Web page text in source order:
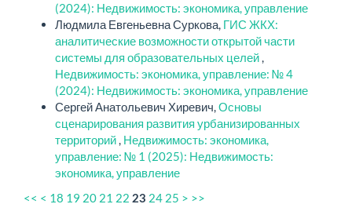
(2024): Недвижимость: экономика, управление
Людмила Евгеньевна Суркова, ГИС ЖКХ:
аналитические возможности открытой части
системы для образовательных целей,
Недвижимость: экономика, управление: № 4
(2024): Недвижимость: экономика, управление
Сергей Анатольевич Хиревич,Основы
сценарирования развития урбанизированных
территорий, Недвижимость: экономика,
управление: № 1 (2025): Недвижимость:
экономика, управление
<< < 18 19 20 21 22 23 24 25 > >>